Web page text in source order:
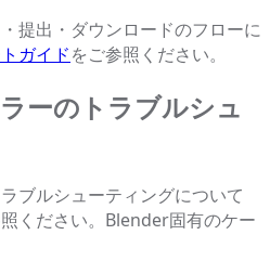
提出・ダウンロードのフローに
ガイドをご参照ください。
ーのトラブルシュ
ブルシューティングについて
ください。Blender固有のケー